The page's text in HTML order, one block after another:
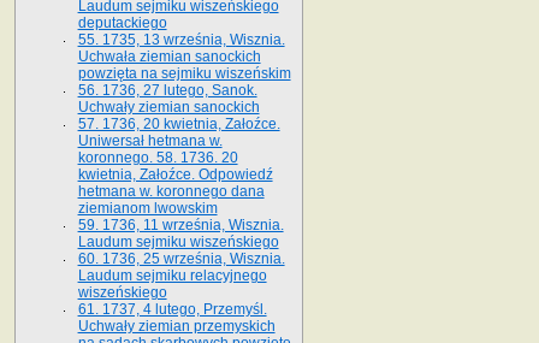
Laudum sejmiku wiszeńskiego
deputackiego
55. 1735, 13 września, Wisznia.
Uchwała ziemian sanockich
powzięta na sejmiku wiszeńskim
56. 1736, 27 lutego, Sanok.
Uchwały ziemian sanockich
57. 1736, 20 kwietnia, Załoźce.
Uniwersał hetmana w.
koronnego. 58. 1736. 20
kwietnia, Załoźce. Odpowiedź
hetmana w. koronnego dana
ziemianom lwowskim
59. 1736, 11 września, Wisznia.
Laudum sejmiku wiszeńskiego
60. 1736, 25 września, Wisznia.
Laudum sejmiku relacyjnego
wiszeńskiego
61. 1737, 4 lutego, Przemyśl.
Uchwały ziemian przemyskich